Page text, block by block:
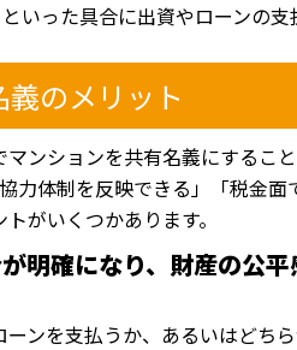
いった具合に出資やローンの
のメリット
マンションを共有名義にするこ
力体制を反映できる」「税金
がいくつかあります。
明確になり、財産の公
ーンを支払うか、あるいはどち